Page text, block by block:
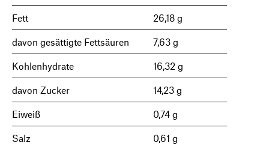
Fett 26,18 g
davon gesättigte Fettsäuren 7,63 g
Kohlenhydrate 16,32 g
davon Zucker 14,23 g
Eiweiß 0,74 g
Salz 0,61 g